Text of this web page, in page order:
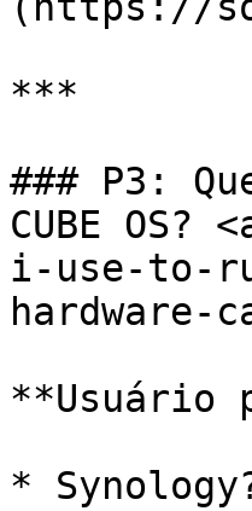
***
### P3:
CUBE
i-use-to-
hardware-
**Usuário
*